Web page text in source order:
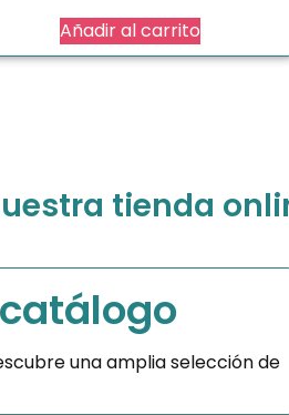
Añadir al carrito
tienda
una amplia selección de